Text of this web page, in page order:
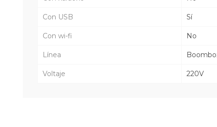
Con USB Sí
Con wi-fi No
Línea
Voltaje 220V